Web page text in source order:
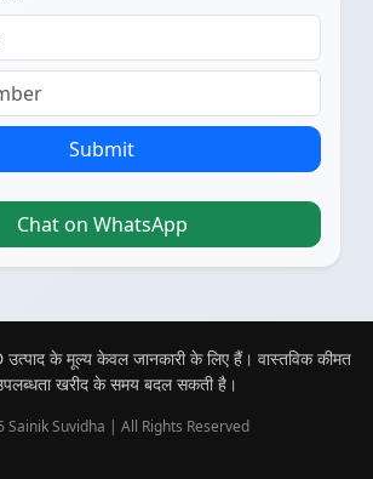
Submit
Chat on WhatsApp
उत्पाद के मूल्य केवल जानकारी के लिए हैं। वास्तविक कीमत
खरीद के समय बदल सकती है।
Sainik Suvidha | All Rights Reserved